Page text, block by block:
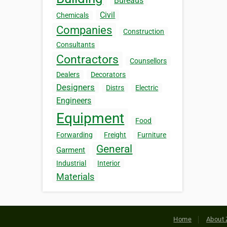
Chemicals Civil
Companies
Construction
Consultants
Contractors
Counsellors
Dealers
Decorators
Designers Distrs Electric
Engineers
Equipment
Food
Forwarding
Freight Furniture
Garment General
Industrial Interior
Materials
Home About